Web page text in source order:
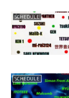
SCHEDULE
SCHEDULE